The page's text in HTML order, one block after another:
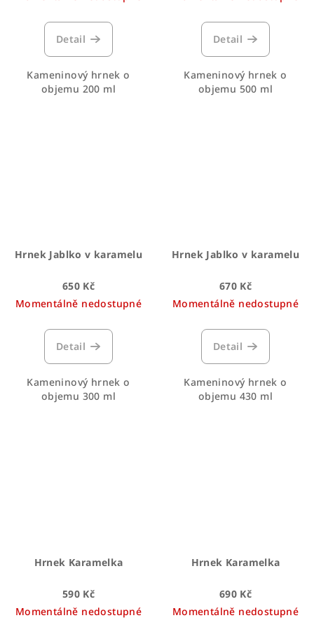
Detail
Kameninový hrnek o
objemu 200 ml
Detail
Kameninový hrnek o
objemu 500 ml
Hrnek Jablko v karamelu
650 Kč
Momentálně nedostupné
Detail
Kameninový hrnek o
objemu 300 ml
Hrnek Jablko v karamelu
670 Kč
Momentálně nedostupné
Detail
Kameninový hrnek o
objemu 430 ml
Hrnek Karamelka
590 Kč
Momentálně nedostupné
Hrnek Karamelka
690 Kč
Momentálně nedostupné